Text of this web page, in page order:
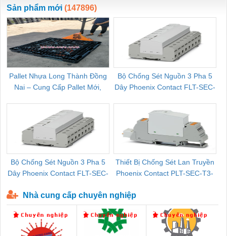
Sản phẩm mới (147896)
Pallet Nhựa Long Thành Đồng
Nai – Cung Cấp Pallet Mới,
Bộ Chống Sét Nguồn 3 Pha 5
Dây Phoenix Contact FLT-SEC-
Bộ Chống Sét Nguồn 3 Pha 5
Dây Phoenix Contact FLT-SEC-
Thiết Bị Chống Sét Lan Truyền
Phoenix Contact PLT-SEC-T3-
Nhà cung cấp chuyên nghiệp